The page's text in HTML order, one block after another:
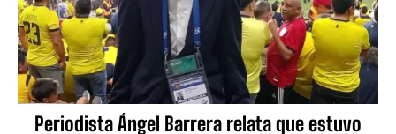
Periodista Ángel Barrera relata que estuvo